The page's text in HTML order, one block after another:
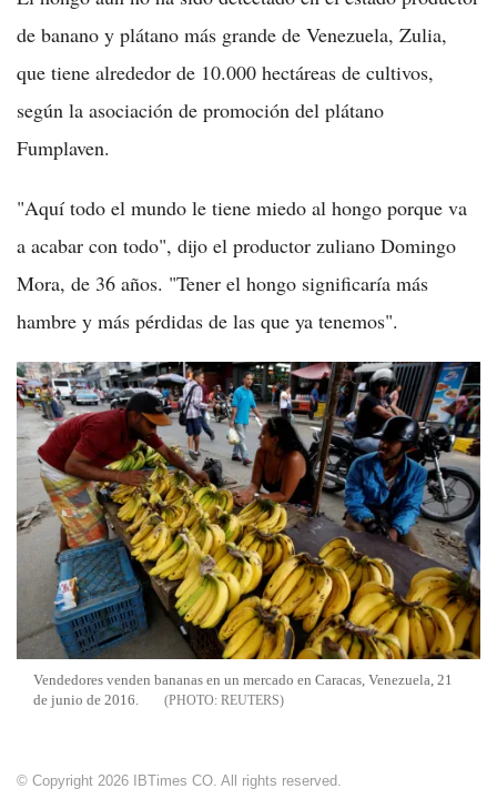
de banano y plátano más grande de Venezuela, Zulia,
que tiene alrededor de 10.000 hectáreas de cultivos,
según la asociación de promoción del plátano
Fumplaven.
"Aquí todo el mundo le tiene miedo al hongo porque va
a acabar con todo", dijo el productor zuliano Domingo
Mora, de 36 años. "Tener el hongo significaría más
hambre y más pérdidas de las que ya tenemos".
Vendedores venden bananas en un mercado en Caracas, Venezuela, 21
de junio de 2016.
REUTERS
© Copyright 2026 IBTimes CO. All rights reserved.